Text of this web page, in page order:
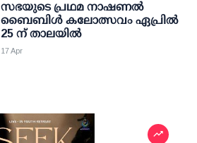
സഭയുടെ പ്രഥമ നാഷണൽ
ബൈബിൾ കലോത്സവം ഏപ്രിൽ
25 ന് താലയിൽ
17 Apr